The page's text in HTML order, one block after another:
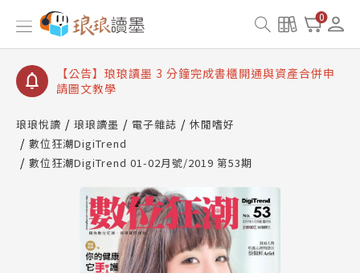
0
【公告】琅琅讀墨數位閱讀資產合併與書櫃開通申請
【公告】琅琅讀墨書櫃開通常見問題
【公告】琅琅讀墨 3 分鐘完成書櫃開通與資產合併申
請圖文教學
查詢
【公告】琅琅讀墨數位閱讀資產合併與書櫃開通申請
琅琅悅讀 琅琅讀墨 電子雜誌
休閒嗜好
數位狂潮DigiTrend
數位狂潮DigiTrend 01-02月號/2019 第53期